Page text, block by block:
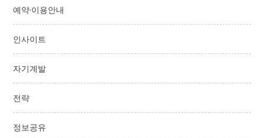
예약·이용안내
인사이트
자기계발
전략
정보공유